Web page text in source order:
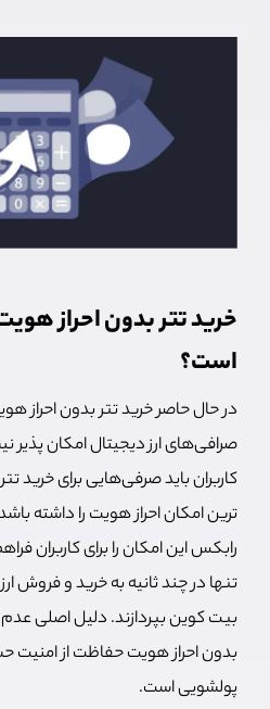
خرید تتر بدون احراز
است؟
در حال حاصر خرید تتر بدون احراز
صرافی‌های ارز دیجیتال امکان
کاربران باید صرفی‌هایی برای خرید
ترین امکان احراز هویت را داشته
رابکس این امکان را برای کاربران
تنها در چند ثانیه به خرید و فروش‌
بیت کوین بپردازند. دلیل اصلی عدم
بدون احراز هویت حفاظت از امنیت
پولشویی است.